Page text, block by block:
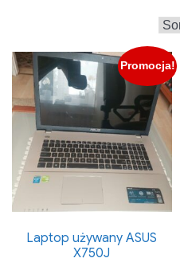
Promocja!
Laptop używany ASUS
X750J